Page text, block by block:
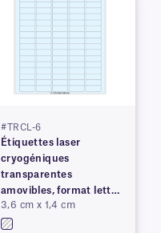
#TRCL-6
Étiquettes laser
cryogéniques
transparentes
amovibles, format lettre
US
3,6 cm x 1,4 cm